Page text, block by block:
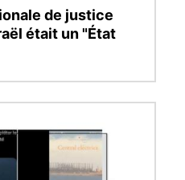
de justice
était un "État